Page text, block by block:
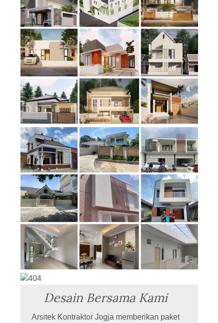
Desain Bersama Kami
Arsitek Kontraktor Jogja memberikan paket